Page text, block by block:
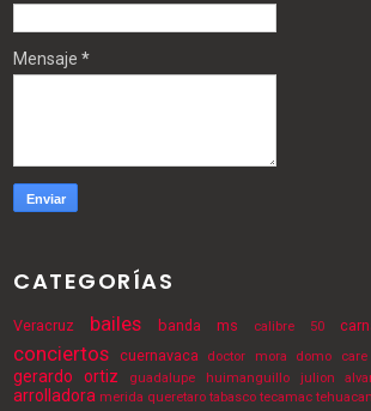
Mensaje*
CATEGORÍAS
Veracruz bailes banda ms calibre 50
conciertos cuernavaca doctor mora domo care
gerardo ortiz guadalupe huimanguillo julion
arrolladora merida queretaro tabasco tecamac tehuacan